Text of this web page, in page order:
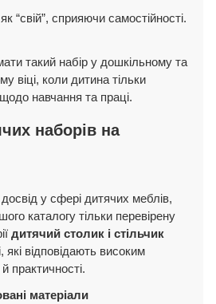
“свій”, сприяючи самостійності.
такий набір у дошкільному та
віці, коли дитина тільки
навчання та праці.
наборів на
у сфері дитячих меблів,
каталогу тільки перевірену
дитячий столик і стільчик
які відповідають високим
практичності.
матеріали